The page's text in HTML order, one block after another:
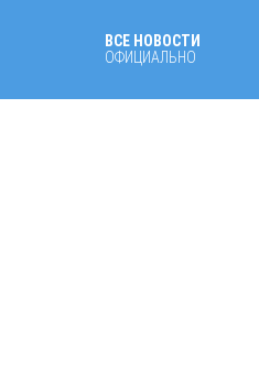
ВСЕ НОВОСТИ
ОФИЦИАЛЬНО